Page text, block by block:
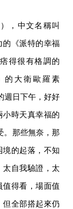
，中文名稱叫
的《派特的幸福
得很有格調的
的大衛歐羅素
週日下午，好好
小時天真幸福的
。那些無奈，那
境的起落，不知
太自我驗證，太
值得看，場面值
但全部搭起來仍